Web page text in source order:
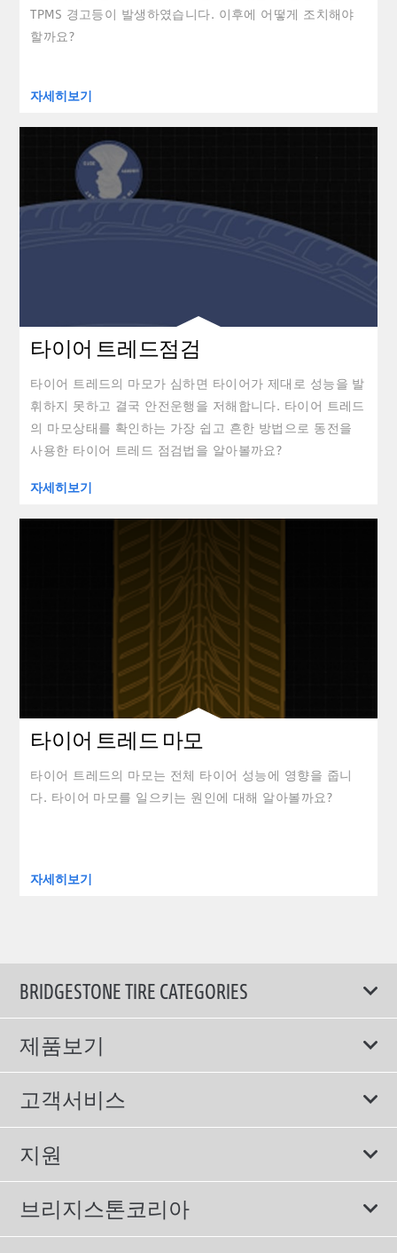
TPMS 경고등이 발생하였습니다. 이후에 어떻게 조치해야
할까요?
자세히보기
타이어 트레드점검
타이어 트레드의 마모가 심하면 타이어가 제대로 성능을 발
휘하지 못하고 결국 안전운행을 저해합니다. 타이어 트레드
의 마모상태를 확인하는 가장 쉽고 흔한 방법으로 동전을
사용한 타이어 트레드 점검법을 알아볼까요?
자세히보기
타이어 트레드 마모
타이어 트레드의 마모는 전체 타이어 성능에 영향을 줍니
다. 타이어 마모를 일으키는 원인에 대해 알아볼까요?
자세히보기
BRIDGESTONE TIRE CATEGORIES
제품보기
모두
스포츠 타이어
컴포트 타이어
친환경 타이어
SUV/RV 타이어
고객서비스
보증서비스
에너지소비효율등급제도
지원
이용약관
개인정보처리방침
브리지스톤코리아